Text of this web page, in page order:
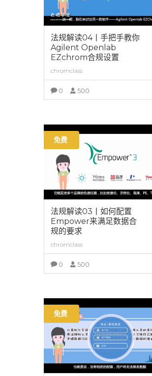
法规解读04丨手把手教你
Agilent Openlab
EZchrom合规设置
chromclass
0 500
免费
法规解读03丨如何配置
Empower来满足数据合
规的要求
chromclass
0 500
免费